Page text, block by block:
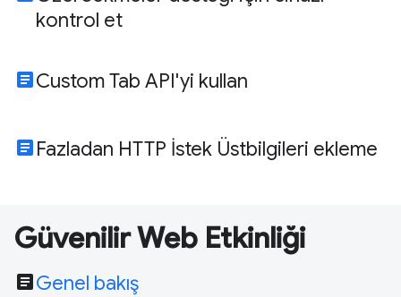
kontrol et
articleCustom Tab API'yi kullan
article Fazladan HTTP İstek Üstbilgileri ekleme
Güvenilir Web Etkinliği
articleGenel bakış